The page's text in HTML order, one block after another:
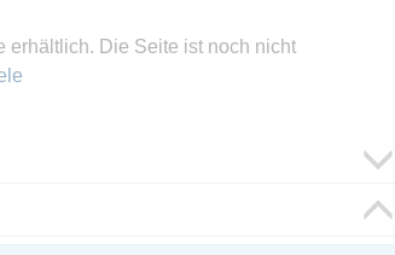
erhältlich. Die Seite ist noch nicht